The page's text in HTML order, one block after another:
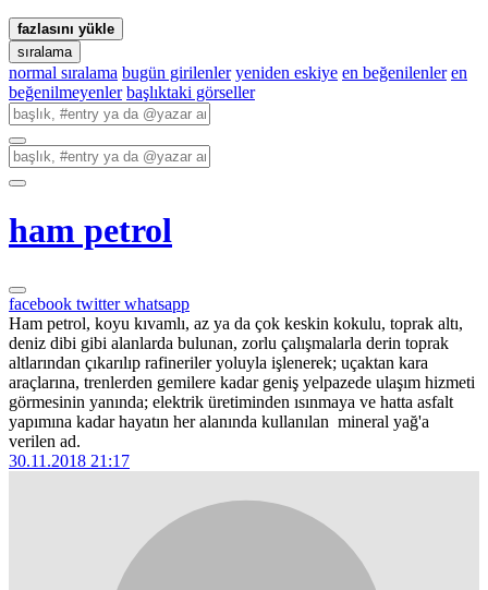
fazlasını yükle
sıralama
normal sıralama bugün girilenler yeniden eskiye en beğenilenler en
beğenilmeyenler başlıktaki görseller
ham petrol
facebook twitterwhatsapp
Ham petrol, koyu kıvamlı, az ya da çok keskin kokulu, toprak altı,
deniz dibi gibi alanlarda bulunan, zorlu çalışmalarla derin toprak
altlarından çıkarılıp rafineriler yoluyla işlenerek; uçaktan kara
araçlarına, trenlerden gemilere kadar geniş yelpazede ulaşım hizmeti
görmesinin yanında; elektrik üretiminden ısınmaya ve hatta asfalt
yapımına kadar hayatın her alanında kullanılan mineral yağ'a
verilen ad.
30.11.2018 21:17